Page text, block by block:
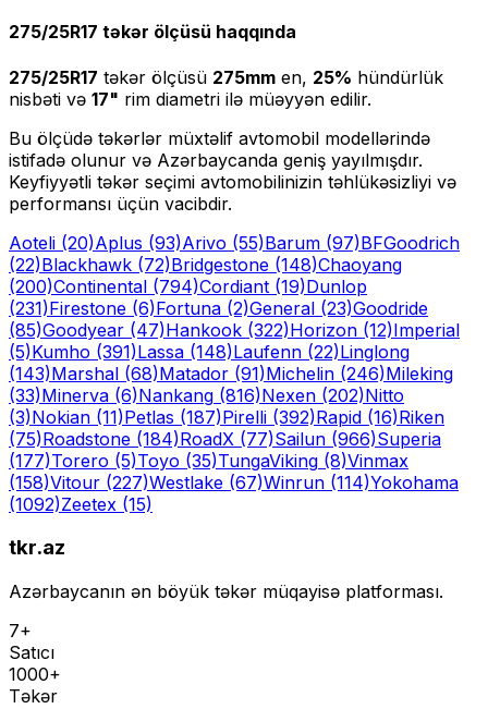
275/25R17 təkər ölçüsü haqqında
275/25R17 təkər ölçüsü 275mm en, 25% hündürlük
nisbəti və 17" rim diametri ilə müəyyən edilir.
Bu ölçüdə təkərlər müxtəlif avtomobil modellərində
istifadə olunur və Azərbaycanda geniş yayılmışdır.
Keyfiyyətli təkər seçimi avtomobilinizin təhlükəsizliyi və
performansı üçün vacibdir.
Aoteli (20)Aplus (93)Arivo (55)Barum (97)BFGoodrich
(22)Blackhawk (72)Bridgestone (148)Chaoyang
(200)Continental (794)Cordiant (19)Dunlop
(231)Firestone (6)Fortuna (2)General (23)Goodride
(85)Goodyear (47)Hankook (322)Horizon (12)Imperial
(5)Kumho (391)Lassa (148)Laufenn (22)Linglong
(143)Marshal (68)Matador (91)Michelin (246)Mileking
(33)Minerva (6)Nankang (816)Nexen (202)Nitto
(3)Nokian (11)Petlas (187)Pirelli (392)Rapid (16)Riken
(75)Roadstone (184)RoadX (77)Sailun (966)Superia
(177)Torero (5)Toyo (35)TungaViking (8)Vinmax
(158)Vitour (227)Westlake (67)Winrun (114)Yokohama
(1092)Zeetex (15)
tkr.az
Azərbaycanın ən böyük təkər müqayisə platforması.
7+
Satıcı
1000+
Təkər